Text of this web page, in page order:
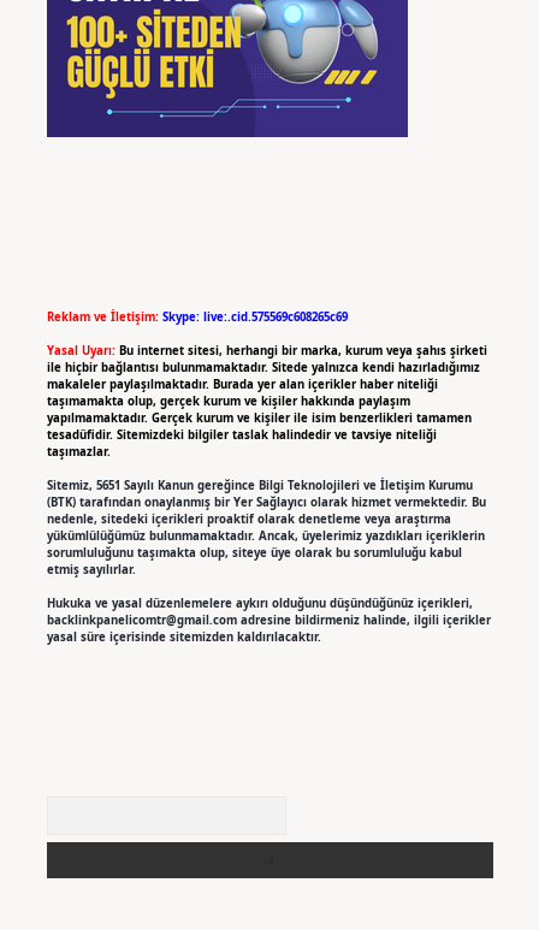
Reklam ve İletişim: Skype: live:.cid.575569c608265c69
Yasal Uyarı: Bu internet sitesi, herhangi bir marka, kurum veya şahıs şirketi
ile hiçbir bağlantısı bulunmamaktadır. Sitede yalnızca kendi hazırladığımız
makaleler paylaşılmaktadır. Burada yer alan içerikler haber niteliği
taşımamakta olup, gerçek kurum ve kişiler hakkında paylaşım
yapılmamaktadır. Gerçek kurum ve kişiler ile isim benzerlikleri tamamen
tesadüfidir. Sitemizdeki bilgiler taslak halindedir ve tavsiye niteliği
taşımazlar.
Sitemiz, 5651 Sayılı Kanun gereğince Bilgi Teknolojileri ve İletişim Kurumu
(BTK) tarafından onaylanmış bir Yer Sağlayıcı olarak hizmet vermektedir. Bu
nedenle, sitedeki içerikleri proaktif olarak denetleme veya araştırma
yükümlülüğümüz bulunmamaktadır. Ancak, üyelerimiz yazdıkları içeriklerin
sorumluluğunu taşımakta olup, siteye üye olarak bu sorumluluğu kabul
etmiş sayılırlar.
Hukuka ve yasal düzenlemelere aykırı olduğunu düşündüğünüz içerikleri,
backlinkpanelicomtr@gmail.comadresine bildirmeniz halinde, ilgili içerikler
yasal süre içerisinde sitemizden kaldırılacaktır.